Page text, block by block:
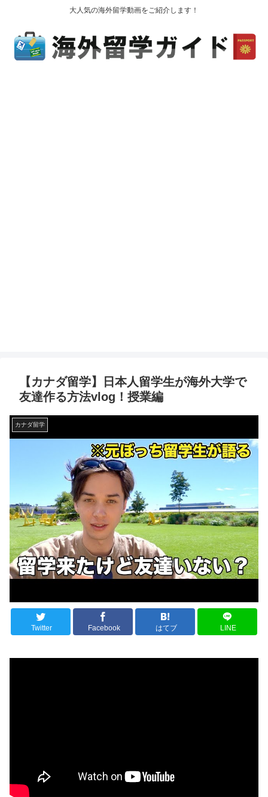
大人気の海外留学動画をご紹介します！
【カナダ留学】日本人留学生が海外大学で
友達作る方法vlog！授業編
カナダ留学
Twitter Facebook はてブ LINE